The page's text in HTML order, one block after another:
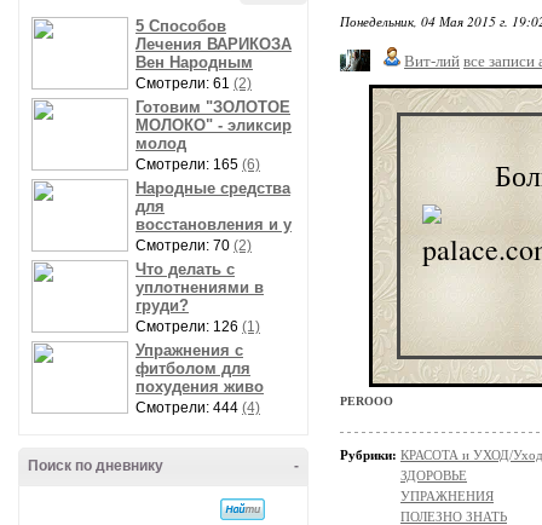
5 Способов
Лечения ВАРИКОЗА
Вен Народным
Смотрели: 61 (2)
Готовим "ЗОЛОТОЕ
МОЛОКО" - эликсир
молод
Смотрели: 165 (6)
Народные средства
для
восстановления и у
Смотрели: 70 (2)
Что делать с
уплотнениями в
груди?
Смотрели: 126 (1)
Упражнения с
фитболом для
похудения живо
Смотрели: 444 (4)
-
Поиск по дневнику
Понедельник, 04 Мая 2015 г.
Вит-лий все записи
PEROOO
Рубрики: КРАСОТА и УХОД/Уход
ЗДОРОВЬЕ
УПРАЖНЕНИЯ
ПОЛЕЗНО ЗНАТЬ